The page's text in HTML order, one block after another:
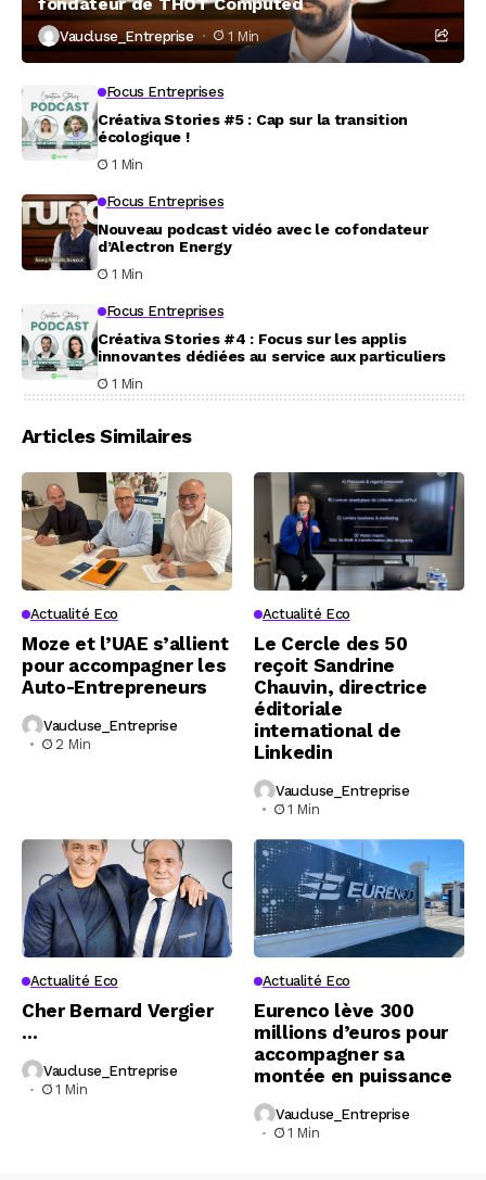
Vaucluse_Entreprise 1 Min
Focus Entreprises
Créativa Stories #5 : Cap sur la transition
écologique !
1 Min
Focus Entreprises
Nouveau podcast vidéo avec le cofondateur
d’Alectron Energy
1 Min
Focus Entreprises
Créativa Stories #4 : Focus sur les applis
innovantes dédiées au service aux particuliers
1 Min
Articles Similaires
Actualité Eco
Moze et l’UAE s’allient
pour accompagner les
Auto-Entrepreneurs
Vaucluse_Entreprise
2 Min
Actualité Eco
Le Cercle des 50
reçoit Sandrine
Chauvin, directrice
éditoriale
international de
Linkedin
Vaucluse_Entreprise
1 Min
Actualité Eco
Cher Bernard Vergier
…
Vaucluse_Entreprise
1 Min
Actualité Eco
Eurenco lève 300
millions d’euros pour
accompagner sa
montée en puissance
Vaucluse_Entreprise
1 Min